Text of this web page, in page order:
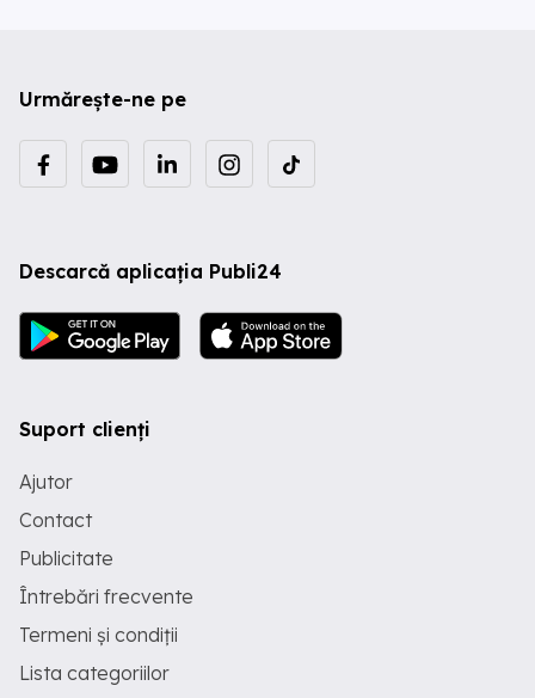
Urmărește-ne pe
Descarcă aplicația Publi24
Suport clienți
Ajutor
Contact
Publicitate
Întrebări frecvente
Termeni și condiții
Lista categoriilor